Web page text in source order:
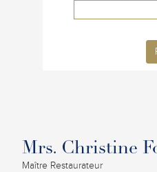
Mrs. Christine
Maître Restaurateur